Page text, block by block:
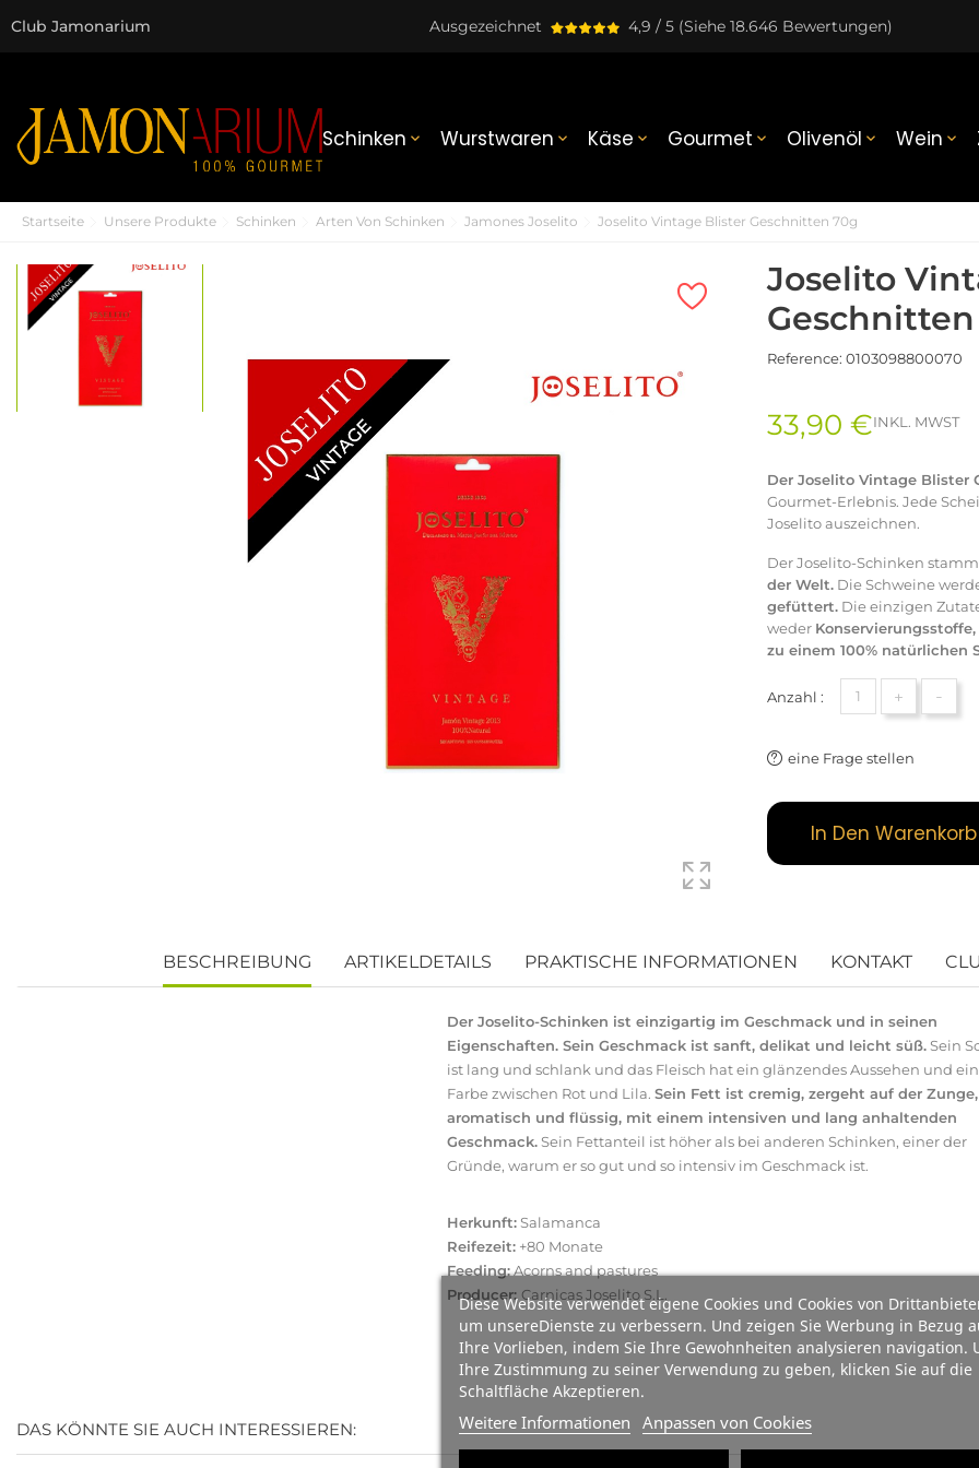
Diese Website verwendet eigene Cookies und Cookies von
um unsereDienste zu verbessern. Und zeigen Sie Werbung in Bezug
Ihre Vorlieben, indem Sie Ihre Gewohnheiten analysieren navigation.
Ihre Zustimmung zu seiner Verwendung zu geben, klicken Sie auf die
Schaltfläche Akzeptieren.
Weitere Informationen Anpassen von Cookies
Club Jamonarium Ausgezeichnet 4,9 / 5 (Siehe 18.646 Bewertungen)
Schinken  Wurstwaren  Käse  Gourmet  Olivenöl  Wein 
Startseite Unsere Produkte Schinken Arten Von Schinken Jamones Joselito Joselito Vintage Blister Geschnitten 70g
Joselito
Reference: 0103098800070
33,90 €INKL. MWST
Der Joselito Vintage Blister
Gourmet-Erlebnis. Jede
Joselito auszeichnen.
Der Joselito-Schinken
der Welt. Die Schweine
gefüttert. Die einzigen
weder
zu einem 100% natürlichen
Anzahl : + -
eine Frage stellen
In Den Warenkorb
BESCHREIBUNG ARTIKELDETAILS PRAKTISCHE INFORMATIONEN KONTAKT
Der Joselito-Schinken ist einzigartig im Geschmack und in seinen
Eigenschaften. Sein Geschmack ist sanft, delikat und leicht süß.Sein
ist lang und schlank und das Fleisch hat ein glänzendes Aussehen und
Farbe zwischen Rot und Lila.Sein Fett ist cremig, zergeht auf der
aromatisch und flüssig, mit einem intensiven und lang anhaltenden
Geschmack.Sein Fettanteil ist höher als bei anderen Schinken, einer der
Gründe, warum er so gut und so intensiv im Geschmack ist.
Herkunft:Salamanca
Reifezeit: +80 Monate
Feeding:Acorns and pastures
Producer: Carnicas Joselito S.L.
DAS KÖNNTE SIE AUCH INTERESSIEREN: